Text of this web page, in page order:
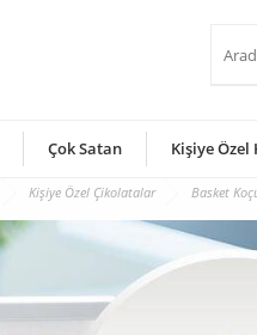
Çok Satan Kişiye
Kişiye Özel Çikolatalar Basket